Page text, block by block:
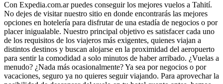
Con Expedia.com.ar puedes conseguir los mejores vuelos a Tahití.
No dejes de visitar nuestro sitio en donde encontrarás las mejores
opciones en hotelería para disfrutar de una estadía de negocios o por
placer inigualable. Nuestro principal objetivo es satisfacer cada uno
de los requisitos de los viajeros más exigentes, quienes viajan a
distintos destinos y buscan alojarse en la proximidad del aeropuerto
para sentir la comodidad a solo minutos de haber arribado. ¿Vuelas a
menudo? ¿Nada más ocasionalmente? Ya sea por negocios o por
vacaciones, seguro ya no quieres seguir viajando. Para aprovechar la